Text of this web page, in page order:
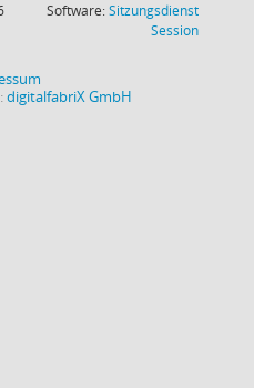
Software:Sitzungsdienst
Session(Wird in
digitalfabriX GmbH